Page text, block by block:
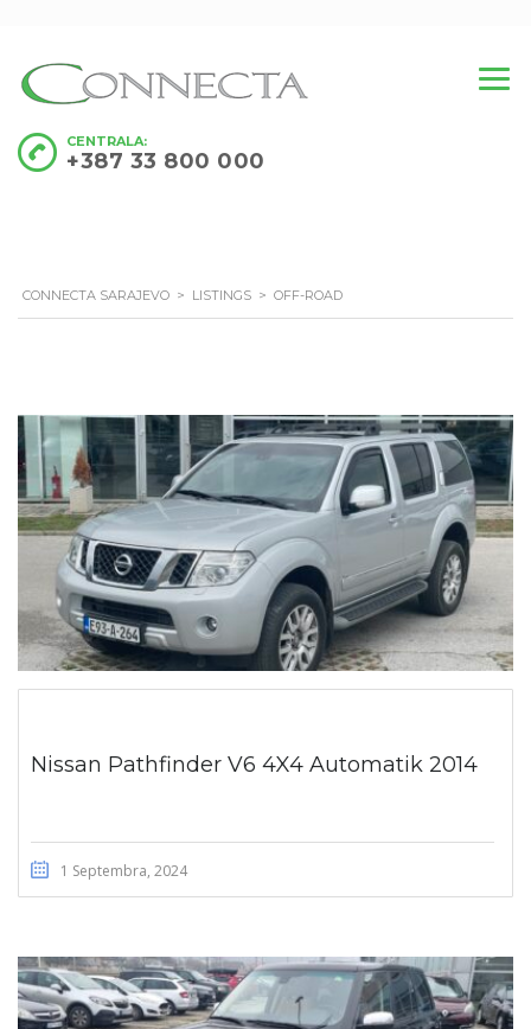
CENTRALA:
+387 33 800 000
CONNECTA SARAJEVO > LISTINGS > OFF-ROAD
Nissan Pathfinder V6 4X4 Automatik 2014
1 Septembra, 2024